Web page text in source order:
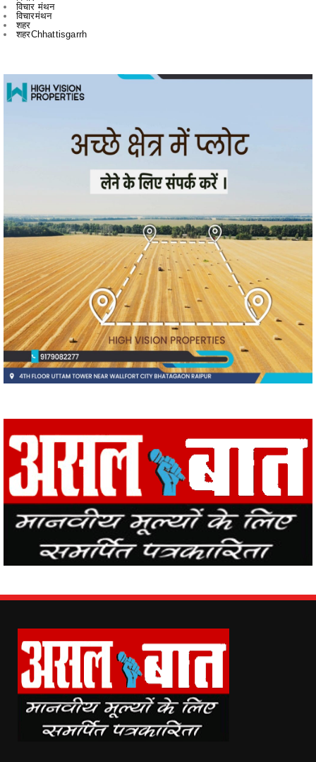
Asal Baat (www.asalbaat.co.in) is the most popular news portal in